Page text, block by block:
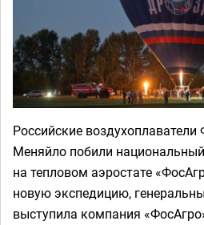
Российские
Меняйло побили
на тепловом аэростате
новую экспедицию,
выступила компания